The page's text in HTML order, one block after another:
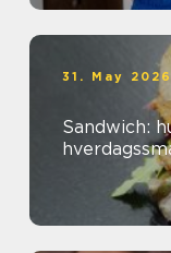
31. May 2026
Sandwich: